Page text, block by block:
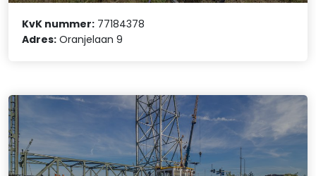
KvK nummer: 77184378
Adres: Oranjelaan 9